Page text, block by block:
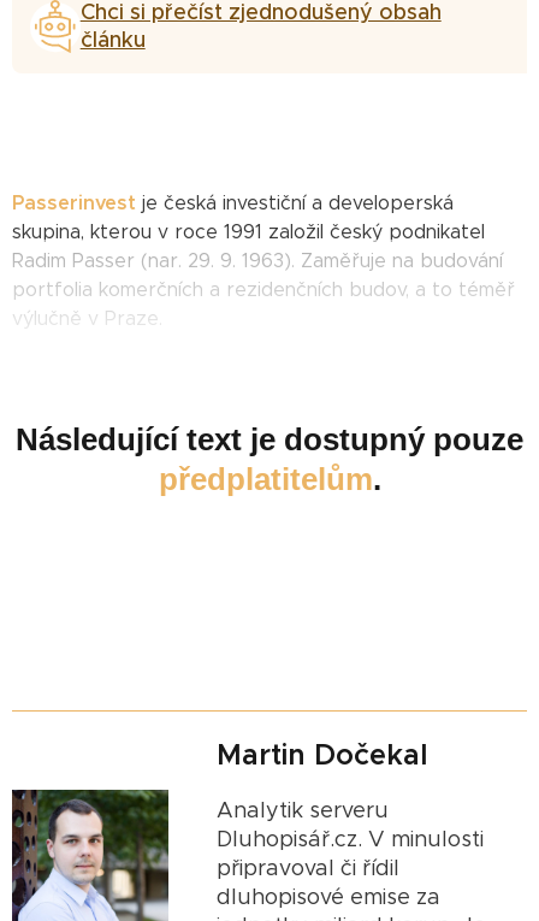
Chci si přečíst zjednodušený obsah
článku
Passerinvest je česká investiční a developerská
skupina, kterou v roce 1991 založil český podnikatel
Radim Passer (nar. 29. 9. 1963). Zaměřuje na budování
portfolia komerčních a rezidenčních budov, a to téměř
výlučně v Praze.
Následující text je dostupný pouze
předplatitelům.
Martin Dočekal
Analytik serveru
Dluhopisář.cz. V minulosti
připravoval či řídil
dluhopisové emise za